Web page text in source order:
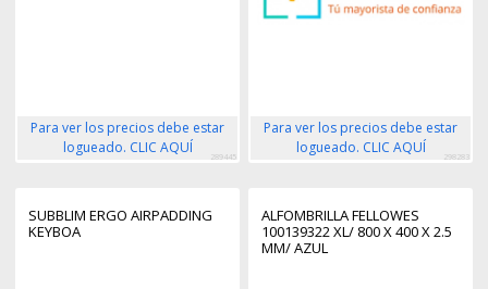
Para ver los precios debe estar
logueado. CLIC AQUÍ
289445
Para ver los precios debe estar
logueado. CLIC AQUÍ
298283
SUBBLIM ERGO AIRPADDING
KEYBOA
ALFOMBRILLA FELLOWES
100139322 XL/ 800 X 400 X 2.5
MM/ AZUL